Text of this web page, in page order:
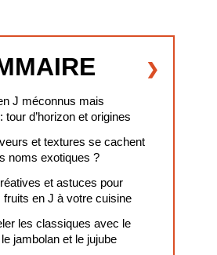
J méconnus mais
tour d’horizon et origines
et textures se cachent
noms exotiques ?
et astuces pour
fruits en J à votre cuisine
les classiques avec le
jambolan et le jujube